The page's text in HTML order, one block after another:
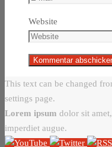
Website
This text can be changed
settings page.
Lorem ipsum dolor sit amet,
imperdiet augue.